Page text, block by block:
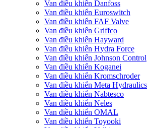
Van điều khiển Danfoss
Van điều khiển Euroswitch
Van điều khiển FAF Valve
Van điều khiển Griffco
Van điều khiển Hayward
Van điều khiển Hydra Force
Van điều khiển Johnson Control
Van điều khiển Koganei
Van điều khiển Kromschroder
Van điều khiển Meta Hydraulics
Van điều khiển Nabtesco
Van điều khiển Neles
Van điều khiển OMAL
Van điều khiển Toyooki